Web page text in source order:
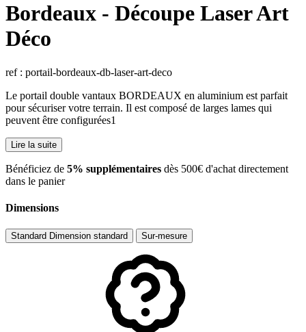
Bordeaux - Découpe Laser Art
Déco
ref : portail-bordeaux-db-laser-art-deco
Le portail double vantaux BORDEAUX en aluminium est parfait
pour sécuriser votre terrain. Il est composé de larges lames qui
peuvent être configurées1
Lire la suite
​Bénéficiez de 5% supplémentaires dès 500€ d'achat directement
dans le panier
Dimensions
Standard Dimension standard Sur-mesure